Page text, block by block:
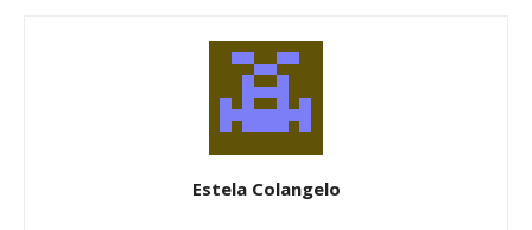
Estela Colangelo